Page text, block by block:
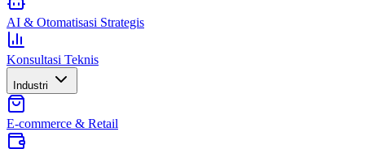
AI & Otomatisasi Strategis
Konsultasi Teknis
Industri
E-commerce & Retail